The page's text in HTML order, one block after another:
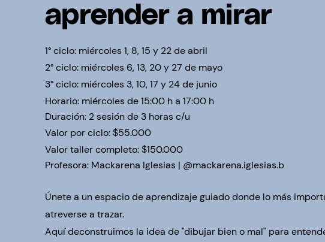
aprender a mirar
1° ciclo: miércoles 1, 8, 15 y 22 de abril
2° ciclo: miércoles 6, 13, 20 y 27 de mayo
3° ciclo: miércoles 3, 10, 17 y 24 de junio
Horario: miércoles de 15:00 h a 17:00 h
Duración: 2 sesión de 3 horas c/u
Valor por ciclo:$55.000
Valor taller completo: $150.000
Profesora: Mackarena Iglesias | @mackarena.iglesias.b
Únete a un espacio de aprendizaje guiado donde lo más
atreverse a trazar.
Aquí deconstruimos la idea de "dibujar bien o mal" para